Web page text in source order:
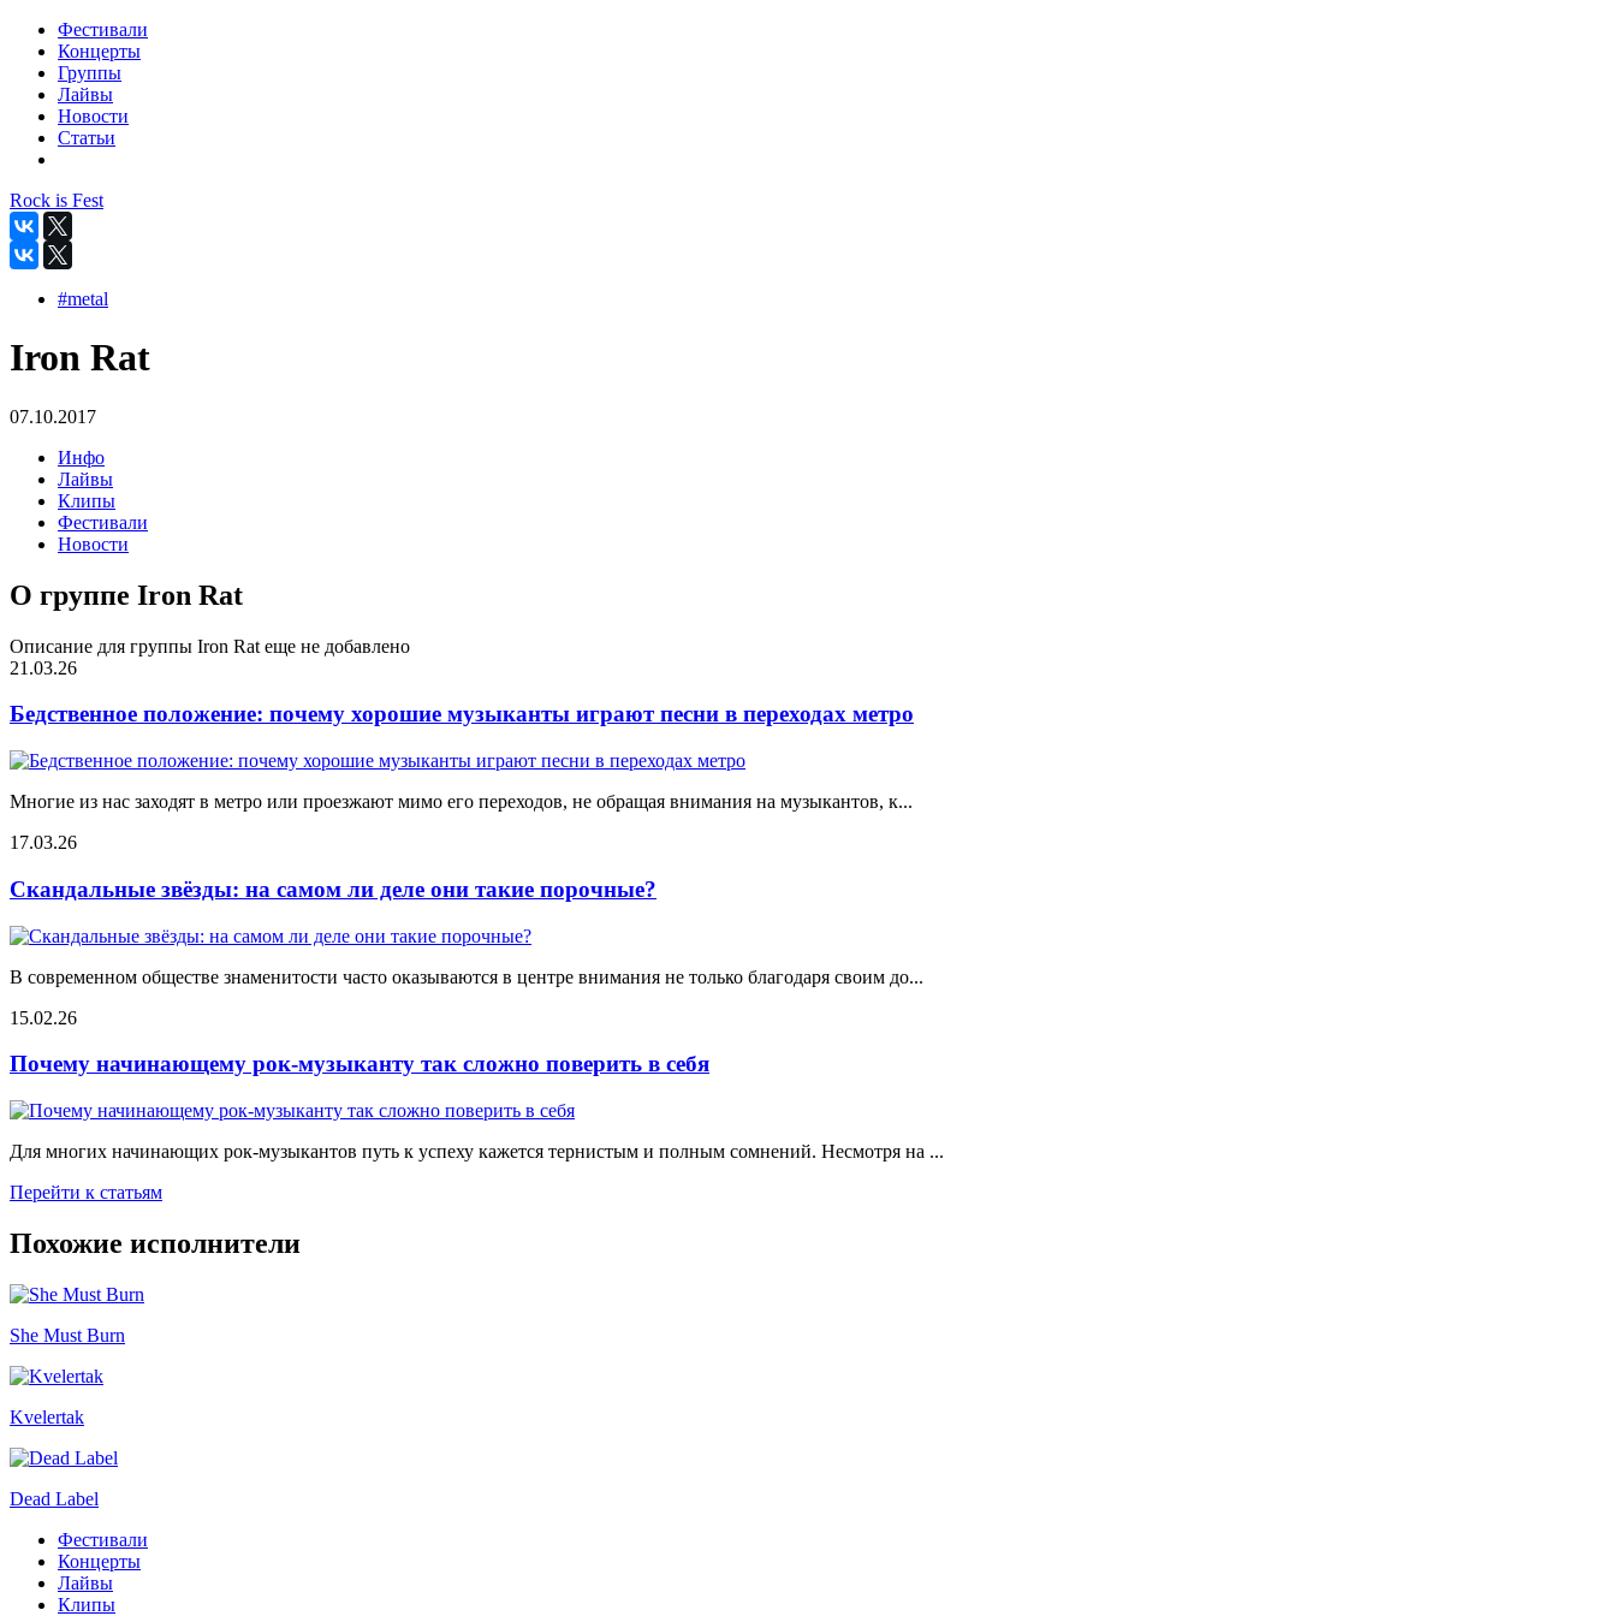
Фестивали
Концерты
Группы
Лайвы
Новости
Статьи
Rock is Fest
#metal
Iron Rat
07.10.2017
Инфо
Лайвы
Клипы
Фестивали
Новости
О группе Iron Rat
Описание для группы Iron Rat еще не добавлено
21.03.26
Бедственное положение: почему хорошие музыканты играют песни в переходах метро
Многие из нас заходят в метро или проезжают мимо его переходов, не обращая внимания на музыкантов, к...
17.03.26
Скандальные звёзды: на самом ли деле они такие порочные?
В современном обществе знаменитости часто оказываются в центре внимания не только благодаря своим до...
15.02.26
Почему начинающему рок-музыканту так сложно поверить в себя
Для многих начинающих рок-музыкантов путь к успеху кажется тернистым и полным сомнений. Несмотря на ...
Перейти к статьям
Похожие исполнители
She Must Burn
Kvelertak
Dead Label
Фестивали
Концерты
Лайвы
Клипы